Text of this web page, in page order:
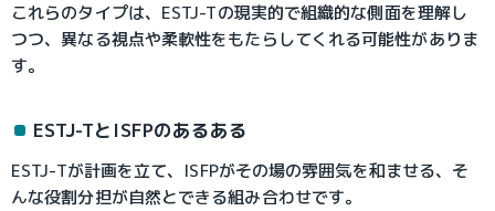
これらのタイプは、ESTJ-Tの現実的で組織的な側面を理解し
つつ、異なる視点や柔軟性をもたらしてくれる可能性がありま
す。
ESTJ-TとISFPのあるある
ESTJ-Tが計画を立て、ISFPがその場の雰囲気を和ませる、そ
んな役割分担が自然とできる組み合わせです。